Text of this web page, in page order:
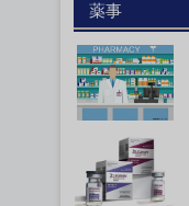
薬事